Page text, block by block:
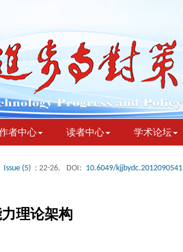
者中心 读者中心 学术论坛
Issue (5) : 22-26. DOI: 10.6049/kjjbydc.2012090541
理论架构